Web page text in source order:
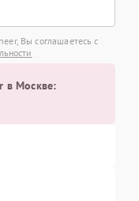
Вы соглашаетесь с
в Москве: